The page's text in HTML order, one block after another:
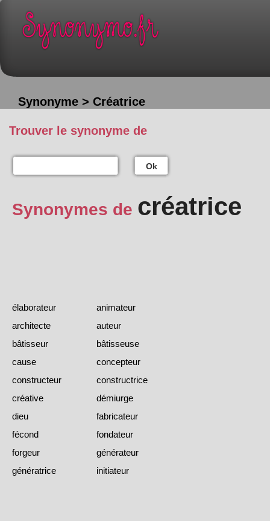
Synonyme > Créatrice
Trouver le synonyme de
Ok
Synonymes de créatrice
élaborateur
animateur
architecte
auteur
bâtisseur
bâtisseuse
cause
concepteur
constructeur
constructrice
créative
démiurge
dieu
fabricateur
fécond
fondateur
forgeur
générateur
génératrice
initiateur